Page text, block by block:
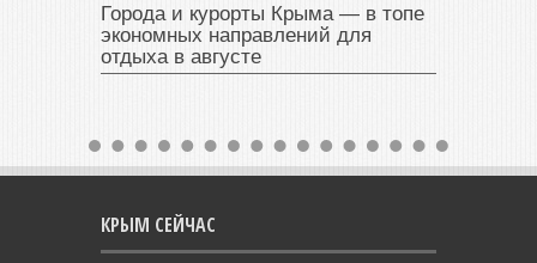
Города и курорты Крыма — в топе
экономных направлений для
отдыха в августе
КРЫМ СЕЙЧАС